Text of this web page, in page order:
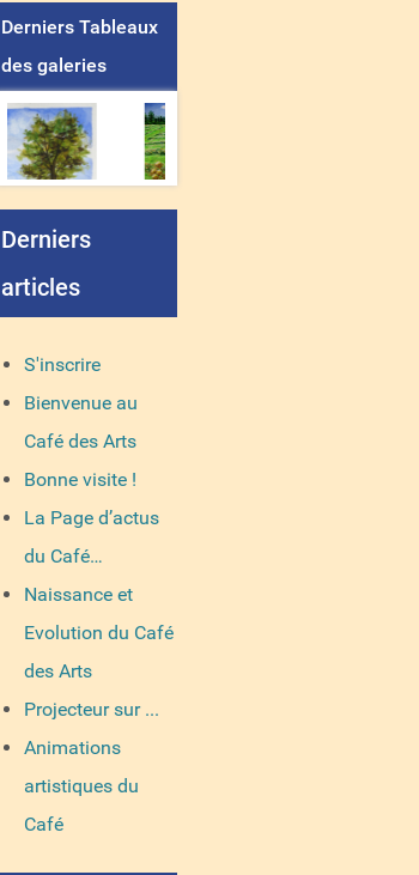
Derniers Tableaux
des galeries
Derniers
articles
S'inscrire
Bienvenue au
Café des Arts
Bonne visite !
La Page d’actus
du Café…
Naissance et
Evolution du Café
des Arts
Projecteur sur ...
Animations
artistiques du
Café